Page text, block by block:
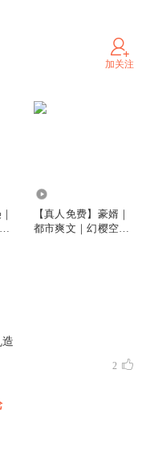
加关注
【真人免费】豪婿｜
都市爽文｜幻樱空｜
2